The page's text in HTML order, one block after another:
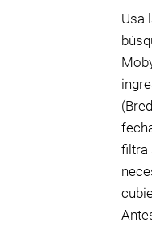
Usa
filtra